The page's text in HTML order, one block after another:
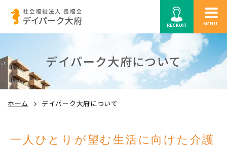
MENU
デイパーク大府について
ホーム デイパーク大府について
一人ひとりが望む生活に向けた介護